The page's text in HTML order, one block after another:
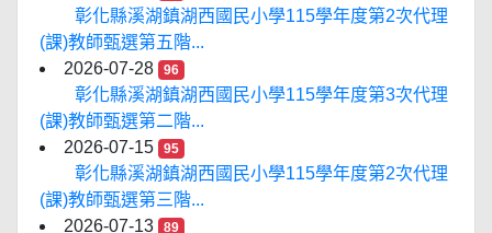
彰化縣溪湖鎮湖西國民小學115學年度第2次代理
(課)教師甄選第五階...
2026-07-28
96
彰化縣溪湖鎮湖西國民小學115學年度第3次代理
(課)教師甄選第二階...
2026-07-15
95
彰化縣溪湖鎮湖西國民小學115學年度第2次代理
(課)教師甄選第三階...
2026-07-13
89